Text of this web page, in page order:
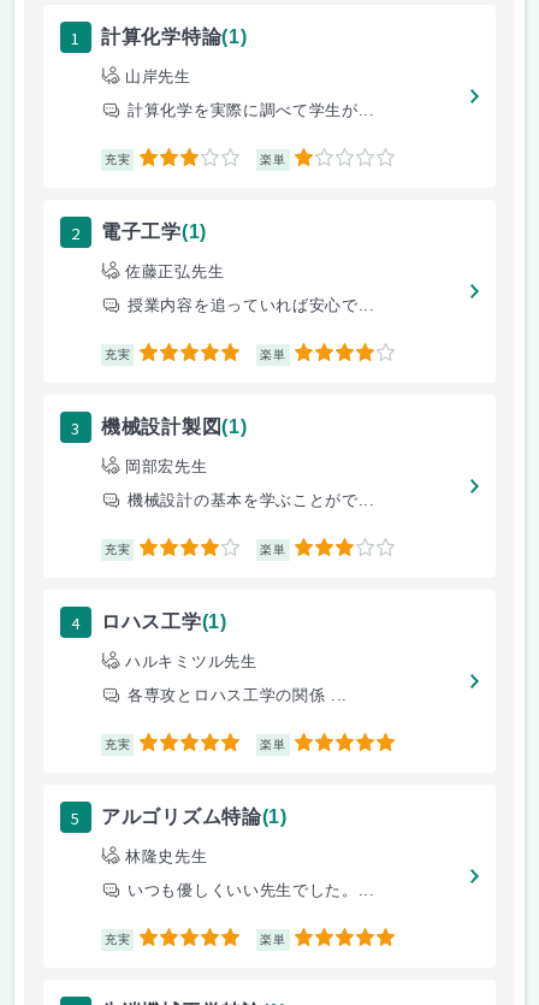
1 計算化学特論(1)
山岸先生
計算化学を実際に調べて学生が...
充実 3 楽単 1
2 電子工学(1)
佐藤正弘先生
授業内容を追っていれば安心で...
充実 5 楽単 4
3 機械設計製図(1)
岡部宏先生
機械設計の基本を学ぶことがで...
充実 4 楽単 3
4 ロハス工学(1)
ハルキミツル先生
各専攻とロハス工学の関係 ...
充実 5 楽単 5
5 アルゴリズム特論(1)
林隆史先生
いつも優しくいい先生でした。...
充実 5 楽単 5